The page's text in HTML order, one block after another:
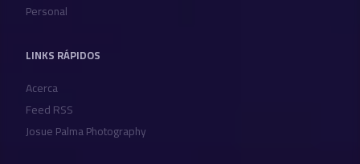
Personal
LINKS RÁPIDOS
Acerca
Feed RSS
Josue Palma Photography